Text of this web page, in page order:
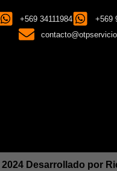
+569 34111984
+569
Desarrollado por